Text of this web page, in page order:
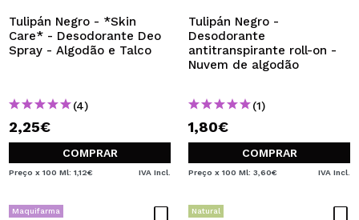
Tulipán Negro - *Skin
Care* - Desodorante Deo
Spray - Algodão e Talco
(4)
2,25€
COMPRAR
Preço x 100 Ml: 1,12€ IVA Incl.
Tulipán Negro -
Desodorante
antitranspirante roll-on -
Nuvem de algodão
(1)
1,80€
COMPRAR
Preço x 100 Ml: 3,60€ IVA Incl.
Maquifarma Natural